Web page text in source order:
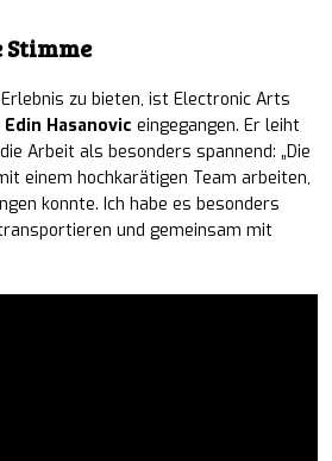
Focus-Video zeigt
Süß-düstere Fangspiel-
und Switch 2 erhältlich
zu bieten, ist Electronic Arts
Edin Hasanovic eingegangen. Er leiht
Arbeit als besonders spannend: „Die
einem hochkarätigen Team arbeiten,
konnte. Ich habe es besonders
und gemeinsam mit